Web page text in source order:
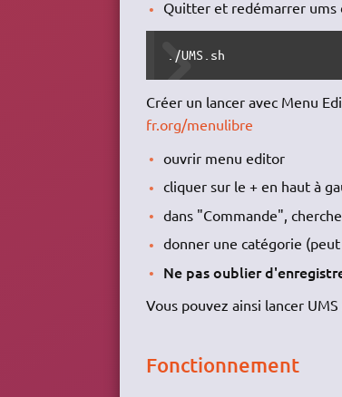
Quitter et redémarrer ums
./UMS.sh
Créer un lancer avec Menu
fr.org/menulibre
ouvrir menu editor
cliquer sur le + en haut à
dans "Commande",
donner une catégorie
Ne pas oublier
Vous pouvez ainsi lancer
Fonctionnement